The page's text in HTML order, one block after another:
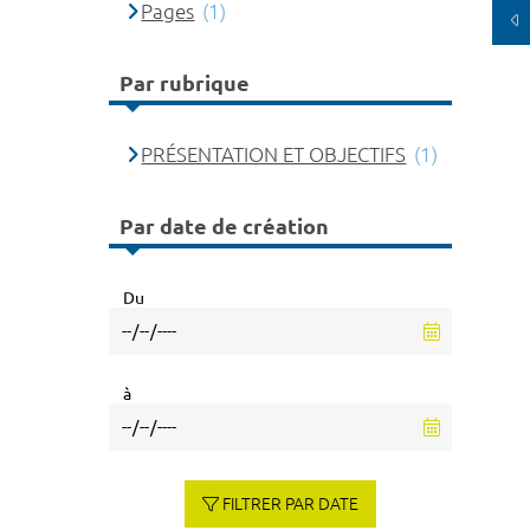
Pages (1)
Par rubrique
PRÉSENTATION ET OBJECTIFS (1)
Par date de création
Du
à
FILTRER PAR DATE